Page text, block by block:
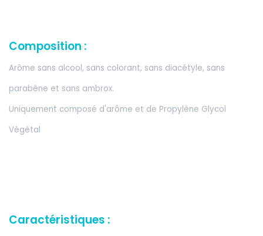
Composition :
Arôme sans alcool, sans colorant, sans diacétyle, sans
parabène et sans ambrox.
Uniquement composé d'arôme et de Propylène Glycol
Végétal
Caractéristiques :